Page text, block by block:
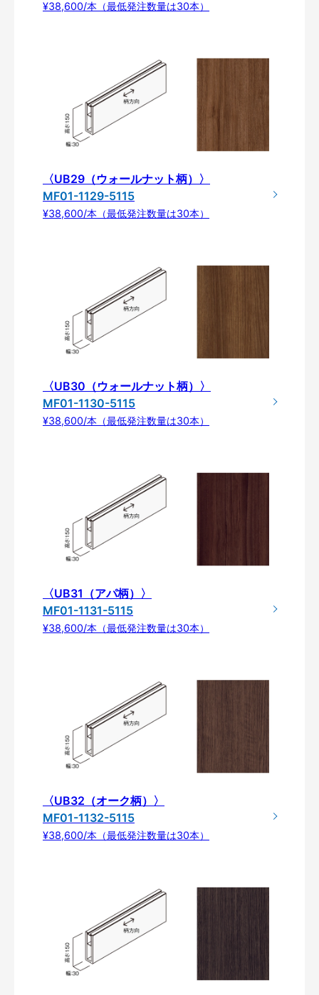
¥38,600/本（最低発注数量は30本）
〈UB29（ウォールナット柄）〉
MF01-1129-5115
¥38,600/本（最低発注数量は30本）
〈UB30（ウォールナット柄）〉
MF01-1130-5115
¥38,600/本（最低発注数量は30本）
〈UB31（アパ柄）〉
MF01-1131-5115
¥38,600/本（最低発注数量は30本）
〈UB32（オーク柄）〉
MF01-1132-5115
¥38,600/本（最低発注数量は30本）